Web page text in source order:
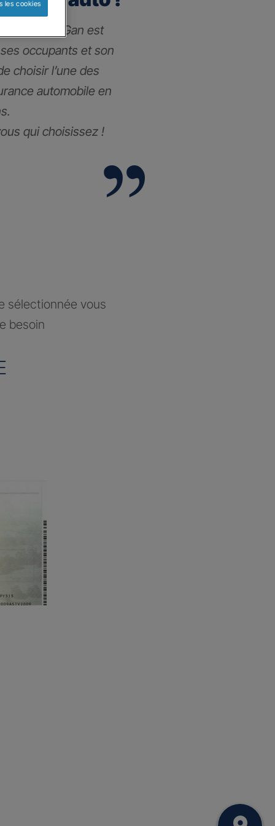
Gan est
occupants et son
choisir l’une des
automobile en
qui choisissez !
sélectionnée vous
besoin
les cookies